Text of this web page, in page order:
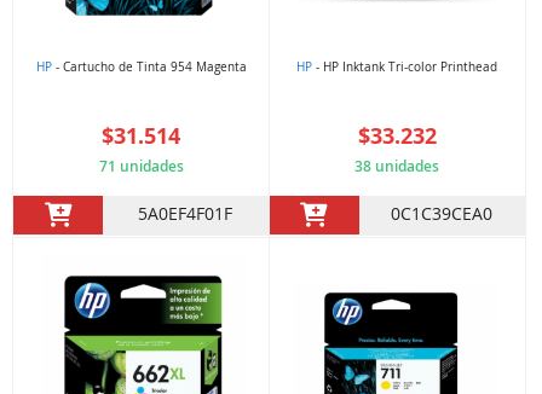
HP- Cartucho de Tinta 954 Magenta
$31.514
71 unidades
5A0EF4F01F
HP - HP Inktank Tri-color Printhead
$33.232
38 unidades
0C1C39CEA0